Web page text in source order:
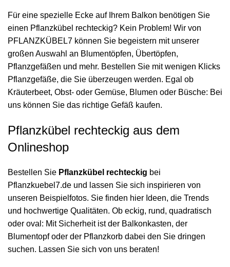
Für eine spezielle Ecke auf Ihrem Balkon benötigen Sie
einen Pflanzkübel rechteckig? Kein Problem! Wir von
PFLANZKÜBEL7 können Sie begeistern mit unserer
großen Auswahl an Blumentöpfen, Übertöpfen,
Pflanzgefäßen und mehr. Bestellen Sie mit wenigen Klicks
Pflanzgefäße, die Sie überzeugen werden. Egal ob
Kräuterbeet, Obst- oder Gemüse, Blumen oder Büsche: Bei
uns können Sie das richtige Gefäß kaufen.
Pflanzkübel rechteckig aus dem
Onlineshop
Bestellen Sie Pflanzkübel rechteckig bei
Pflanzkuebel7.de und lassen Sie sich inspirieren von
unseren Beispielfotos. Sie finden hier Ideen, die Trends
und hochwertige Qualitäten. Ob eckig, rund, quadratisch
oder oval: Mit Sicherheit ist der Balkonkasten, der
Blumentopf oder der Pflanzkorb dabei den Sie dringen
suchen. Lassen Sie sich von uns beraten!